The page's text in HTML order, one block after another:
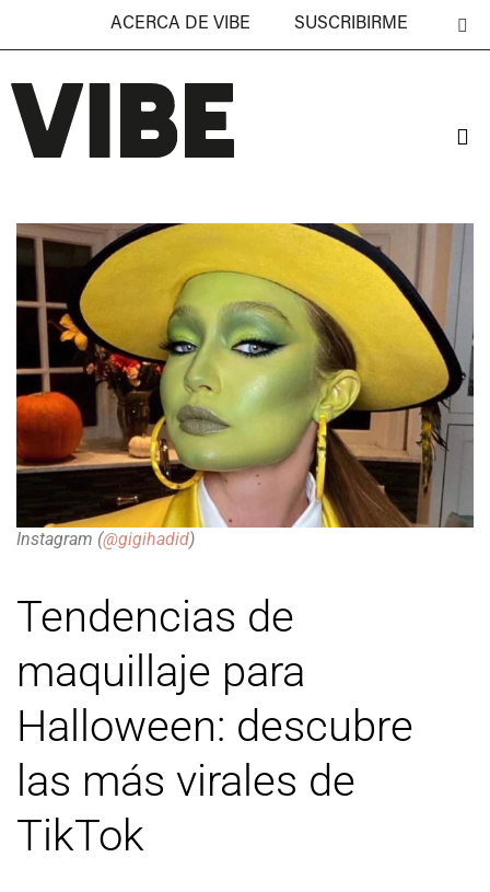
ACERCA DE VIBE SUSCRIBIRME
Instagram (@gigihadid)
Tendencias de
maquillaje para
Halloween: descubre
las más virales de
TikTok